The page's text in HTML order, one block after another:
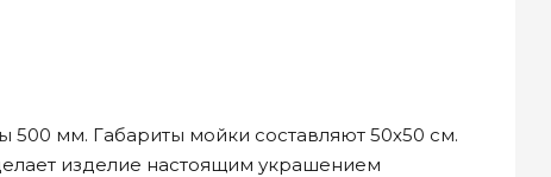
500 мм. Габариты мойки составляют 50х50 см.
изделие настоящим украшением